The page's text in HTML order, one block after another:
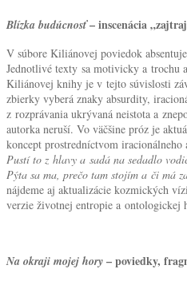
Blízka budúcnosť– inscenácia
V súbore Kiliánovej poviedok
Jednotlivé texty sa motivicky a trochu
Kiliánovej knihy je v tejto súvislosti
zbierky vyberá znaky absurdity,
z rozprávania ukrývaná neistota a
autorka neruší. Vo väčšine próz je
koncept prostredníctvom
Pustí to z hlavy a sadá na sedadlo
Pýta sa ma, prečo tam stojím a či má
nájdeme aj aktualizácie kozmických
verzie životnej entropie a
Na okraji mojej hory – poviedky,